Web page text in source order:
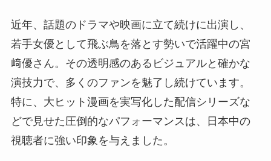
近年、話題のドラマや映画に立て続けに出演し、
若手女優として飛ぶ鳥を落とす勢いで活躍中の宮
﨑優さん。その透明感のあるビジュアルと確かな
演技力で、多くのファンを魅了し続けています。
特に、大ヒット漫画を実写化した配信シリーズな
どで見せた圧倒的なパフォーマンスは、日本中の
視聴者に強い印象を与えました。